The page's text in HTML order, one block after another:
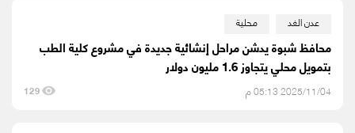
عدن الغد محلية
محافظ شبوة يدشن مراحل إنشائية جديدة في مشروع كلية الطب
بتمويل محلي يتجاوز 1.6 مليون دولار
2025/11/04 05:13 م 129